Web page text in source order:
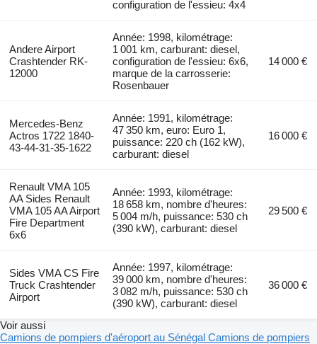
configuration de l'essieu: 4x4
Andere Airport
Crashtender RK-
12000
Année: 1998, kilométrage:
1 001 km, carburant: diesel,
configuration de l'essieu: 6x6,
marque de la carrosserie:
Rosenbauer
14 000 €
Mercedes-Benz
Actros 1722 1840-
43-44-31-35-1622
Année: 1991, kilométrage:
47 350 km, euro: Euro 1,
puissance: 220 ch (162 kW),
carburant: diesel
16 000 €
Renault VMA 105
AA Sides Renault
VMA 105 AA Airport
Fire Department
6x6
Année: 1993, kilométrage:
18 658 km, nombre d'heures:
5 004 m/h, puissance: 530 ch
(390 kW), carburant: diesel
29 500 €
Sides VMA CS Fire
Truck Crashtender
Airport
Année: 1997, kilométrage:
39 000 km, nombre d'heures:
3 082 m/h, puissance: 530 ch
(390 kW), carburant: diesel
36 000 €
Voir aussi
Camions de pompiers d'aéroport au Sénégal Camions de pompiers